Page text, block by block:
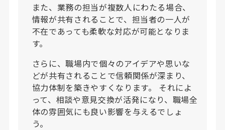
また、業務の担当が複数人にわたる場合、
情報が共有されることで、担当者の一人が
不在であっても柔軟な対応が可能となりま
す。
さらに、職場内で個々のアイデアや思いな
どが共有されることで信頼関係が深まり、
協力体制を築きやすくなります。 それによ
って、相談や意見交換が活発になり、職場全
体の雰囲気にも良い影響を与えるでしょ
う。